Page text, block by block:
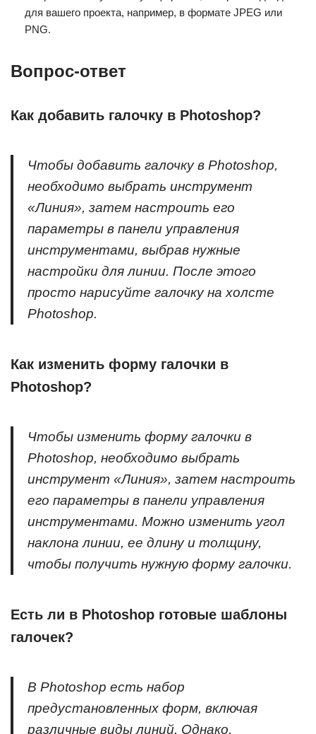
для вашего проекта, например, в формате JPEG или
PNG.
Вопрос-ответ
Как добавить галочку в Photoshop?
Чтобы добавить галочку в Photoshop,
необходимо выбрать инструмент
«Линия», затем настроить его
параметры в панели управления
инструментами, выбрав нужные
настройки для линии. После этого
просто нарисуйте галочку на холсте
Photoshop.
Как изменить форму галочки в
Photoshop?
Чтобы изменить форму галочки в
Photoshop, необходимо выбрать
инструмент «Линия», затем настроить
его параметры в панели управления
инструментами. Можно изменить угол
наклона линии, ее длину и толщину,
чтобы получить нужную форму галочки.
Есть ли в Photoshop готовые шаблоны
галочек?
В Photoshop есть набор
предустановленных форм, включая
различные виды линий. Однако,